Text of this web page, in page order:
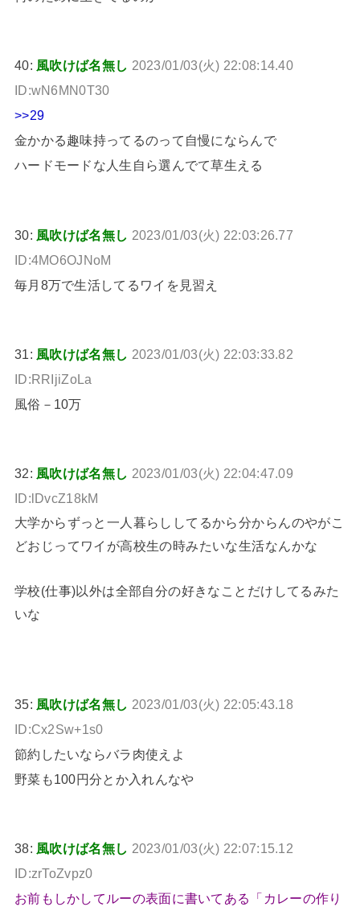
40: 風吹けば名無し 2023/01/03(火) 22:08:14.40
ID:wN6MN0T30
>>29
金かかる趣味持ってるのって自慢にならんで
ハードモードな人生自ら選んでて草生える
30: 風吹けば名無し 2023/01/03(火) 22:03:26.77
ID:4MO6OJNoM
毎月8万で生活してるワイを見習え
31: 風吹けば名無し 2023/01/03(火) 22:03:33.82
ID:RRIjiZoLa
風俗－10万
32: 風吹けば名無し 2023/01/03(火) 22:04:47.09
ID:lDvcZ18kM
大学からずっと一人暮らししてるから分からんのやがこ
どおじってワイが高校生の時みたいな生活なんかな
学校(仕事)以外は全部自分の好きなことだけしてるみた
いな
35: 風吹けば名無し 2023/01/03(火) 22:05:43.18
ID:Cx2Sw+1s0
節約したいならバラ肉使えよ
野菜も100円分とか入れんなや
38: 風吹けば名無し 2023/01/03(火) 22:07:15.12
ID:zrToZvpz0
お前もしかしてルーの表面に書いてある「カレーの作り